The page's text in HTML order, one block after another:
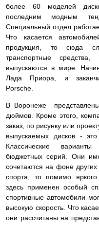
более 60 моделей
последним модным
Специальный отдел
Что касается
продукция, то сюда
транспортные
выпускаются в мире.
Лада Приора, и
Porsche.
В Воронеже
дюймов. Кроме этого,
заказ, по рисунку или
выпускаемых дисков -
Классические
бюджетных серий. Они
сочетаются на фоне
спорта, то помимо
здесь применен особый
спортивные автомобили
высокую скорость. Что
они рассчитаны на